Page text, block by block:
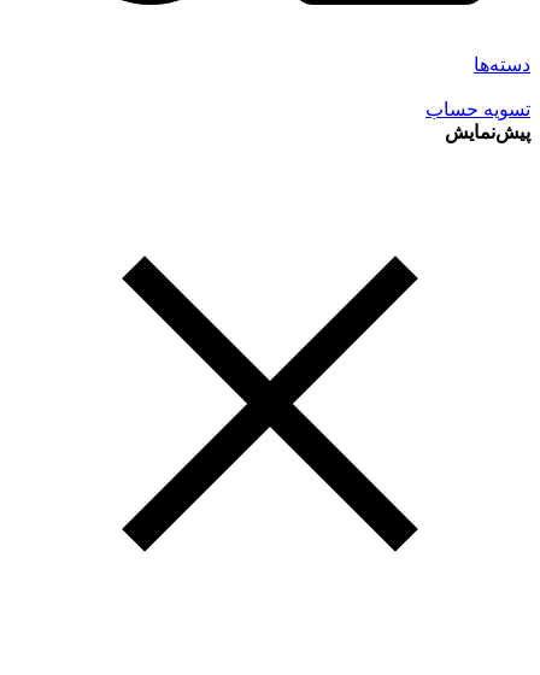
دسته‌ها
تسویه حساب
پیش‌نمایش